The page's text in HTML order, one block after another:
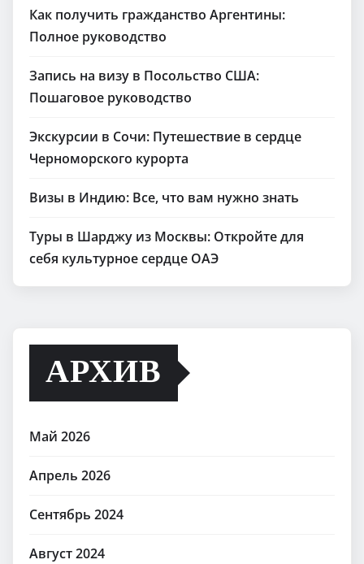
Как получить гражданство Аргентины:
Полное руководство
Запись на визу в Посольство США:
Пошаговое руководство
Экскурсии в Сочи: Путешествие в сердце
Черноморского курорта
Визы в Индию: Все, что вам нужно знать
Туры в Шарджу из Москвы: Откройте для
себя культурное сердце ОАЭ
АРХИВ
Май 2026
Апрель 2026
Сентябрь 2024
Август 2024